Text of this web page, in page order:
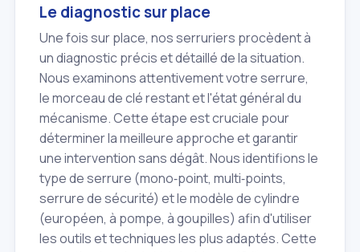
Le diagnostic sur place
Une fois sur place, nos serruriers procèdent à
un diagnostic précis et détaillé de la situation.
Nous examinons attentivement votre serrure,
le morceau de clé restant et l'état général du
mécanisme. Cette étape est cruciale pour
déterminer la meilleure approche et garantir
une intervention sans dégât. Nous identifions le
type de serrure (mono‑point, multi‑points,
serrure de sécurité) et le modèle de cylindre
(européen, à pompe, à goupilles) afin d'utiliser
les outils et techniques les plus adaptés. Cette